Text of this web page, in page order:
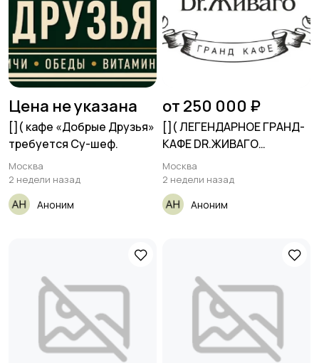
Цена не указана
[​]( кафе «Добрые Друзья»
требуется Су-шеф.
Москва
2 недели назад
Аноним
от 250 000 ₽
[​]( ЛЕГЕНДАРНОЕ ГРАНД-
КАФЕ DR.ЖИВАГО
ПРИГЛАШАЕТ
Москва
2 недели назад
Аноним